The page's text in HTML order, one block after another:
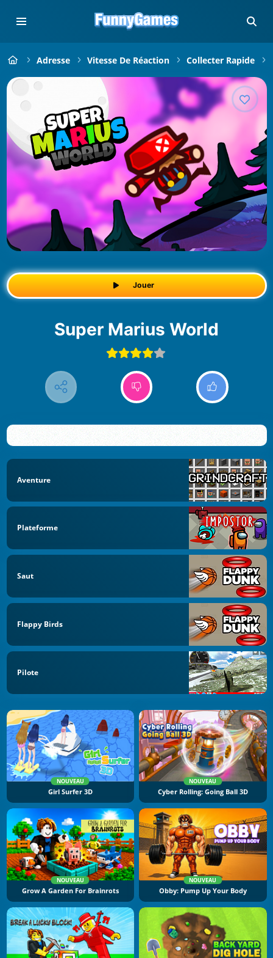
Adresse Vitesse De Réaction Collecter Rapide
Jouer
Super Marius World
Aventure
Plateforme
Saut
Flappy Birds
Pilote
NOUVEAU
Girl Surfer 3D
NOUVEAU
Cyber Rolling: Going Ball 3D
NOUVEAU
Grow A Garden For Brainrots
NOUVEAU
Obby: Pump Up Your Body